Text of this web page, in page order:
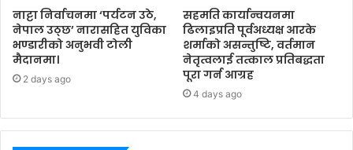
नाट्टा निर्वाचनमा ‘पर्यटन उठे,
नेपाल उठ्छ’ नारासहित युविका
भण्डारीको अनुभवी टोली
मैदानमा।
2 days ago
सहमति कार्यान्वयनमा
ढिलाइप्रति पूर्वअध्यक्ष आरके
शर्माको असन्तुष्टि, वर्तमान
नेतृत्वलाई तत्काल प्रतिबद्धता
पूरा गर्न आग्रह
4 days ago